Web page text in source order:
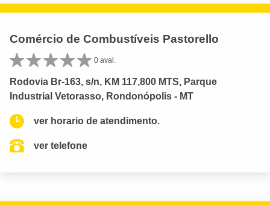
Comércio de Combustíveis Pastorello
0 aval.
Rodovia Br-163, s/n, KM 117,800 MTS, Parque
Industrial Vetorasso, Rondonópolis - MT
ver horario de atendimento.
ver telefone